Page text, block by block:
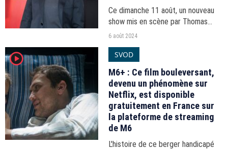
Ce dimanche 11 août, un nouveau
show mis en scène par Thomas
Jolly sonnera (déjà) la fin des Jeux
internationales sont déjà
6 août 2024
player2 SVOD
M6+ : Ce film bouleversant,
devenu un phénomène sur
Netflix, est disponible
gratuitement en France sur
la plateforme de streaming
de M6
L'histoire de ce berger handicapé